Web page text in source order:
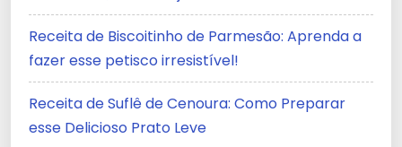
Receita de Biscoitinho de Parmesão: Aprenda a
fazer esse petisco irresistível!
Receita de Suflê de Cenoura: Como Preparar
esse Delicioso Prato Leve